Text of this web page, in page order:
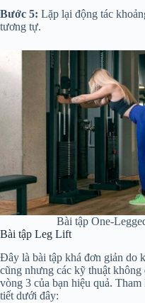
Bước 5: Lặp lại động tác
tương tự.
Bài tập One-
Bài tập Leg Lift
Đây là bài tập khá đơn giản do
cũng nhưng các kỹ thuật không
vòng 3 của bạn hiệu quả.
tiết dưới đây: